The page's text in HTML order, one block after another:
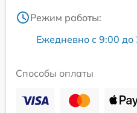
Режим работы:
Ежедневно с 9:00 до
Способы оплаты